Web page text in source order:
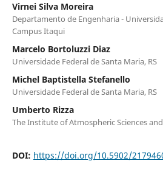
Virnei Silva Moreira
Departamento de Engenharia -
Campus Itaqui
Marcelo Bortoluzzi Diaz
Universidade Federal de Santa Maria, RS
Michel Baptistella Stefanello
Universidade Federal de Santa Maria, RS
Umberto Rizza
The Institute of Atmospheric Sciences
DOI: https://doi.org/10.5902/